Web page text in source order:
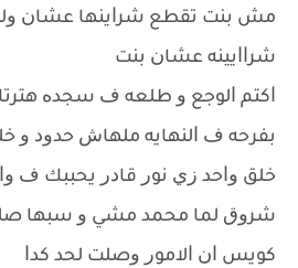
ﻣﺶ ﺑﻨﺖ ﺗﻘﻄﻊ ﺷﺮﺍﻳﻨﻬﺎ ﻋﺸﺎﻥ
ﺷﺮﺍﺍﻳﻴﻨﻪ ﻋﺸﺎﻥ ﺑﻨﺖ
ﺍﻛﺘﻢ ﺍﻟﻮﺟﻊ ﻭ ﻃﻠﻌﻪ ﻑ ﺳﺠﺪﻩ
ﺑﻔﺮﺣﻪ ﻑ ﺍﻟﻨﻬﺎﻳﻪ ﻣﻠﻬﺎﺵ ﺣﺪﻭﺩ ﻭ
ﺧﻠﻖ ﻭﺍﺣﺪ ﺯﻱ ﻧﻮﺭ ﻗﺎﺩﺭ ﻳﺤﺒﺒﻚ ﻑ
ﺷﺮﻭﻕ ﻟﻤﺎ ﻣﺤﻤﺪ ﻣﺸﻲ ﻭ ﺳﺒﻬﺎ
ﻛﻮﻳﺲ ﺍﻥ ﺍﻻﻣﻮﺭ ﻭﺻﻠﺖ ﻟﺤﺪ ﻛﺪﺍ